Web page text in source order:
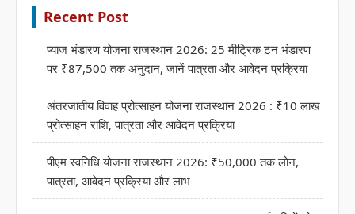
Recent Post
प्याज भंडारण योजना राजस्थान 2026: 25 मीट्रिक टन भंडारण
पर ₹87,500 तक अनुदान, जानें पात्रता और आवेदन प्रक्रिया
अंतरजातीय विवाह प्रोत्साहन योजना राजस्थान 2026 : ₹10 लाख
प्रोत्साहन राशि, पात्रता और आवेदन प्रक्रिया
पीएम स्वनिधि योजना राजस्थान 2026: ₹50,000 तक लोन,
पात्रता, आवेदन प्रक्रिया और लाभ